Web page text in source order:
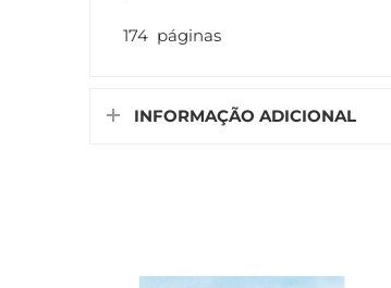
174 páginas
INFORMAÇÃO ADICIONAL